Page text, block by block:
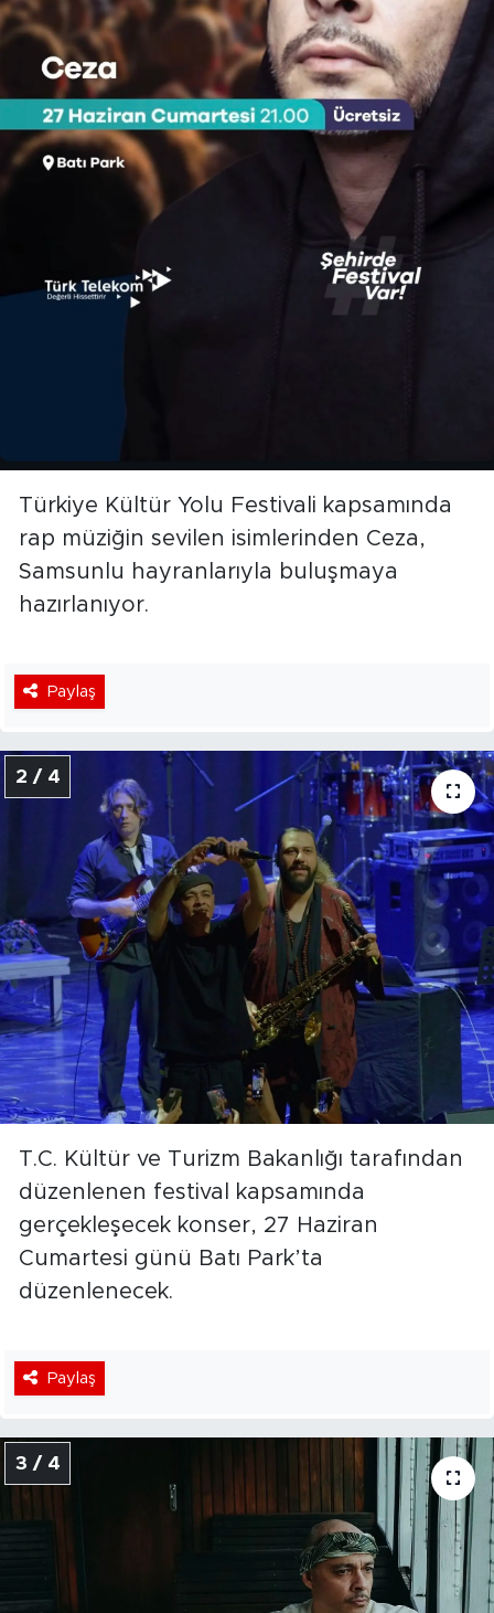
Türkiye Kültür Yolu Festivali kapsamında
rap müziğin sevilen isimlerinden Ceza,
Samsunlu hayranlarıyla buluşmaya
hazırlanıyor.
Paylaş
2 / 4
T.C. Kültür ve Turizm Bakanlığı tarafından
düzenlenen festival kapsamında
gerçekleşecek konser, 27 Haziran
Cumartesi günü Batı Park’ta
düzenlenecek.
Paylaş
3 / 4